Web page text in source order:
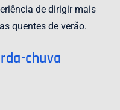
de dirigir mais
quentes de verão.
chuva